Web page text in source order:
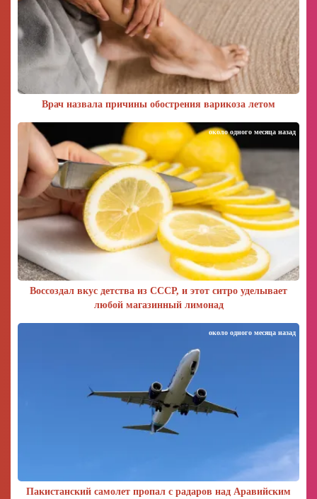
Врач назвала причины обострения варикоза летом
Воссоздал вкус детства из СССР, и этот ситро уделывает
любой магазинный лимонад
около одного месяца назад
Пакистанский самолет пропал с радаров над Аравийским
около одного месяца назад